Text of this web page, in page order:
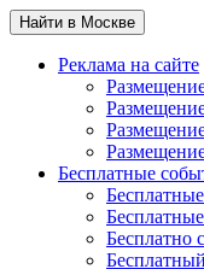
Найти в Москве
Реклама на сайте
Бесплатные
Бесплатно